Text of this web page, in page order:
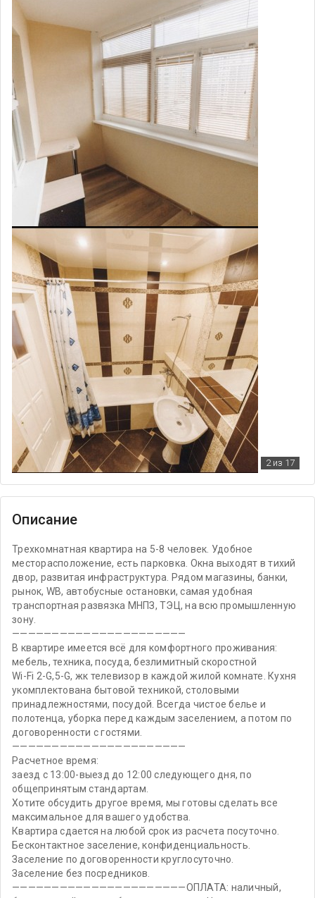
2из 17
Описание
Трехкомнатная квартира на 5-8 человек. Удобное
месторасположение, есть парковка. Окна выходят в тихий
двор, развитая инфраструктура. Рядом магазины, банки,
рынок, WB, автобусные остановки, самая удобная
транспортная развязка МНПЗ, ТЭЦ, на всю промышленную
зону.
——————————————————————
В квартире имеется всё для комфортного проживания:
мебель, техника, посуда, безлимитный скоростной
Wi-Fi 2-G,5-G, жк телевизор в каждой жилой комнате. Кухня
укомплектована бытовой техникой, столовыми
принадлежностями, посудой. Всегда чистое белье и
полотенца, уборка перед каждым заселением, а потом по
договоренности с гостями.
——————————————————————
Расчетное время:
заезд с 13:00-выезд до 12:00 следующего дня, по
общепринятым стандартам.
Хотите обсудить другое время, мы готовы сделать все
максимальное для вашего удобства.
Квартира сдается на любой срок из расчета посуточно.
Бесконтактное заселение, конфиденциальность.
Заселение по договоренности круглосуточно.
Заселение без посредников.
——————————————————————ОПЛАТА: наличный,